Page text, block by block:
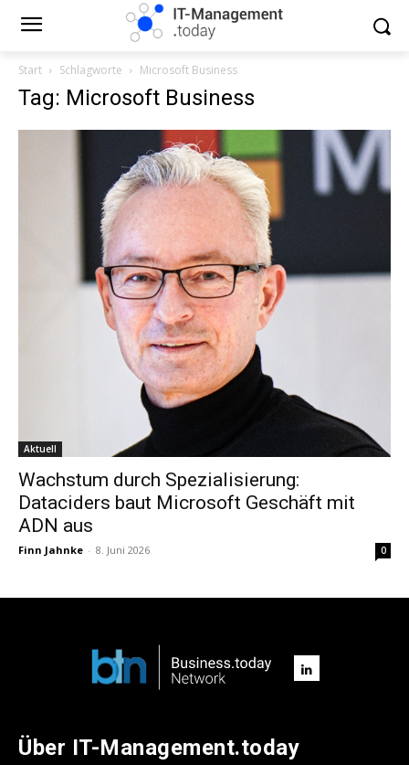
Start Schlagworte Microsoft Business
Tag: Microsoft Business
Aktuell
Wachstum durch Spezialisierung:
Dataciders baut Microsoft Geschäft mit
ADN aus
Finn Jahnke - 8. Juni 2026 0
Über IT-Management.today